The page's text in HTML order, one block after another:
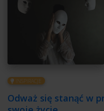
INSPIRACJE
Odważ się stanąć w